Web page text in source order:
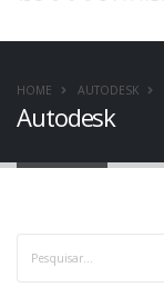
Autodesk
HOME AUTODESK